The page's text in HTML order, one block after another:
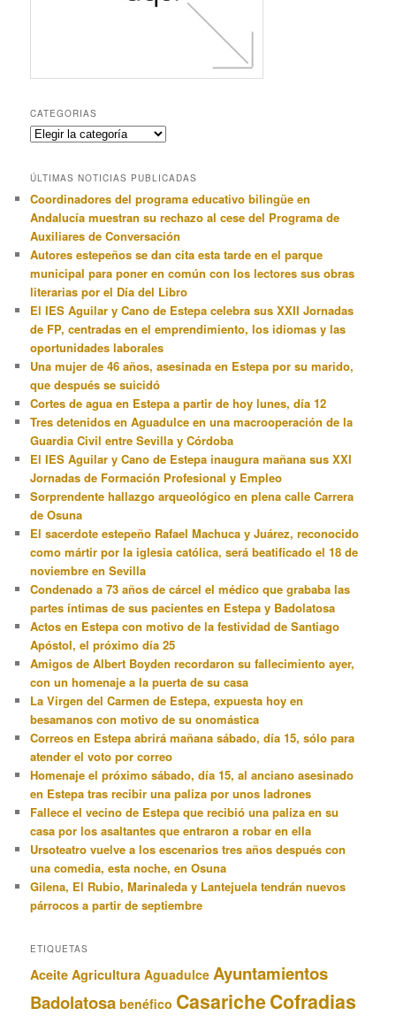
CATEGORIAS
Categorias
ÚLTIMAS NOTICIAS PUBLICADAS
Coordinadores del programa educativo bilingüe en
Andalucía muestran su rechazo al cese del Programa de
Auxiliares de Conversación
Autores estepeños se dan cita esta tarde en el parque
municipal para poner en común con los lectores sus obras
literarias por el Día del Libro
El IES Aguilar y Cano de Estepa celebra sus XXII Jornadas
de FP, centradas en el emprendimiento, los idiomas y las
oportunidades laborales
Una mujer de 46 años, asesinada en Estepa por su marido,
que después se suicidó
Cortes de agua en Estepa a partir de hoy lunes, día 12
Tres detenidos en Aguadulce en una macrooperación de la
Guardia Civil entre Sevilla y Córdoba
El IES Aguilar y Cano de Estepa inaugura mañana sus XXI
Jornadas de Formación Profesional y Empleo
Sorprendente hallazgo arqueológico en plena calle Carrera
de Osuna
El sacerdote estepeño Rafael Machuca y Juárez, reconocido
como mártir por la iglesia católica, será beatificado el 18 de
noviembre en Sevilla
Condenado a 73 años de cárcel el médico que grababa las
partes íntimas de sus pacientes en Estepa y Badolatosa
Actos en Estepa con motivo de la festividad de Santiago
Apóstol, el próximo día 25
Amigos de Albert Boyden recordaron su fallecimiento ayer,
con un homenaje a la puerta de su casa
La Virgen del Carmen de Estepa, expuesta hoy en
besamanos con motivo de su onomástica
Correos en Estepa abrirá mañana sábado, día 15, sólo para
atender el voto por correo
Homenaje el próximo sábado, día 15, al anciano asesinado
en Estepa tras recibir una paliza por unos ladrones
Fallece el vecino de Estepa que recibió una paliza en su
casa por los asaltantes que entraron a robar en ella
Ursoteatro vuelve a los escenarios tres años después con
una comedia, esta noche, en Osuna
Gilena, El Rubio, Marinaleda y Lantejuela tendrán nuevos
párrocos a partir de septiembre
ETIQUETAS
Aceite Agricultura Aguadulce Ayuntamientos
Badolatosa benéfico CasaricheCofradias